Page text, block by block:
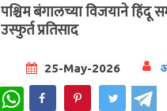
पश्चिम बंगालच्या विजयाने हिंदू
उस्फुर्त प्रतिसाद
25-May-2026
WhatsApp